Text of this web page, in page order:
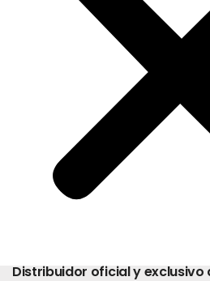
Distribuidor oficial y exclusivo